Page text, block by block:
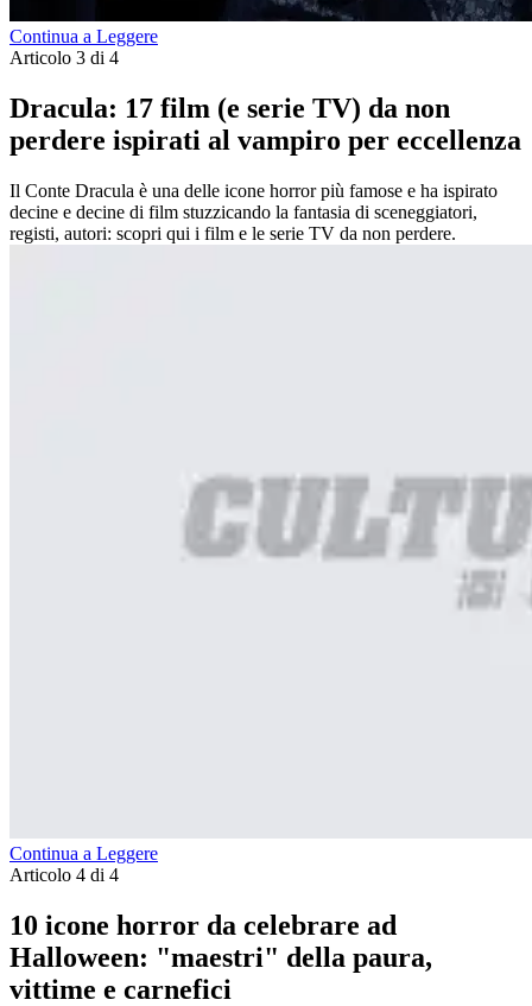
Continua a Leggere
Articolo 3 di 4
Dracula: 17 film (e serie TV) da non
perdere ispirati al vampiro per eccellenza
Il Conte Dracula è una delle icone horror più famose e ha ispirato
decine e decine di film stuzzicando la fantasia di sceneggiatori,
registi, autori: scopri qui i film e le serie TV da non perdere.
Continua a Leggere
Articolo 4 di 4
10 icone horror da celebrare ad
Halloween: "maestri" della paura,
vittime e carnefici